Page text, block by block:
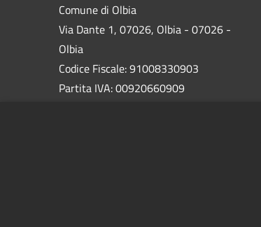
Comune di Olbia
Via Dante 1, 07026, Olbia - 07026 -
Olbia
Codice Fiscale: 91008330903
Partita IVA: 00920660909